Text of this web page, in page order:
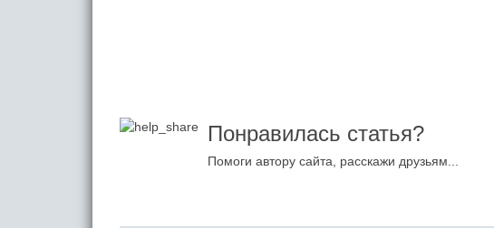
Понравилась статья?
Помоги автору сайта, расскажи друзьям...